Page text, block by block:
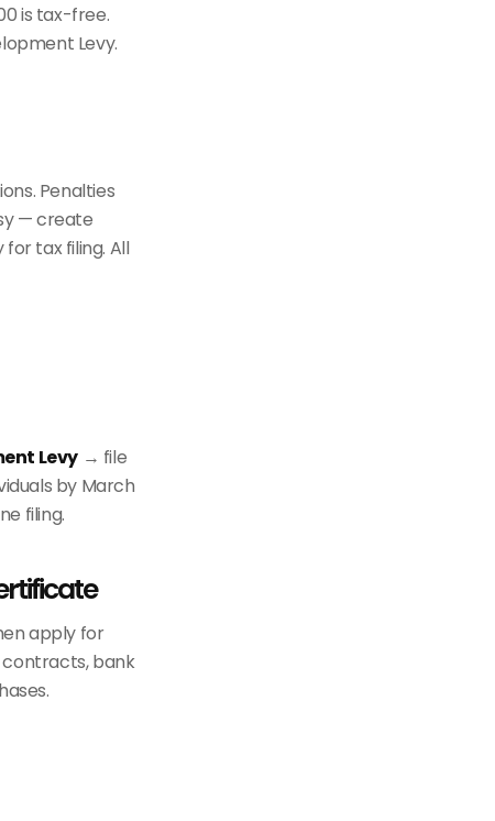
is tax-free.
Levy.
Penalties
— create
tax filing. All
Levy → file
by March
filing.
apply for
bank